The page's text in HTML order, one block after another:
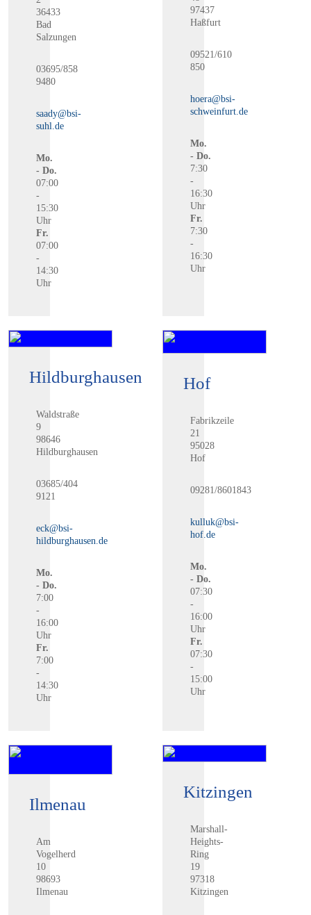
36433
Bad
Salzungen
03695/858
9480
saady@bsi-
suhl.de
Mo.
- Do.
07:00
-
15:30
Uhr
Fr.
07:00
-
14:30
Uhr
97437
Haßfurt
09521/610
850
hoera@bsi-
schweinfurt.de
Mo.
- Do.
7:30
-
16:30
Uhr
Fr.
7:30
-
16:30
Uhr
Hildburghausen
Waldstraße
9
98646
Hildburghausen
03685/404
9121
eck@bsi-
hildburghausen.de
Mo.
- Do.
7:00
-
16:00
Uhr
Fr.
7:00
-
14:30
Uhr
Hof
Fabrikzeile
21
95028
Hof
09281/8601843
kulluk@bsi-
hof.de
Mo.
- Do.
07:30
-
16:00
Uhr
Fr.
07:30
-
15:00
Uhr
Ilmenau
Am
Vogelherd
10
98693
Ilmenau
Kitzingen
Marshall-
Heights-
Ring
19
97318
Kitzingen